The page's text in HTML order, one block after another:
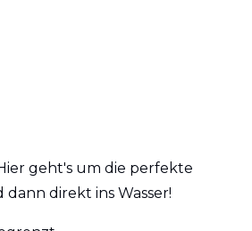
geht's um die perfekte
direkt ins Wasser!